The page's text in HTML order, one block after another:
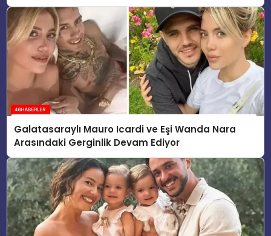
Galatasaraylı Mauro Icardi ve Eşi Wanda Nara
Arasındaki Gerginlik Devam Ediyor